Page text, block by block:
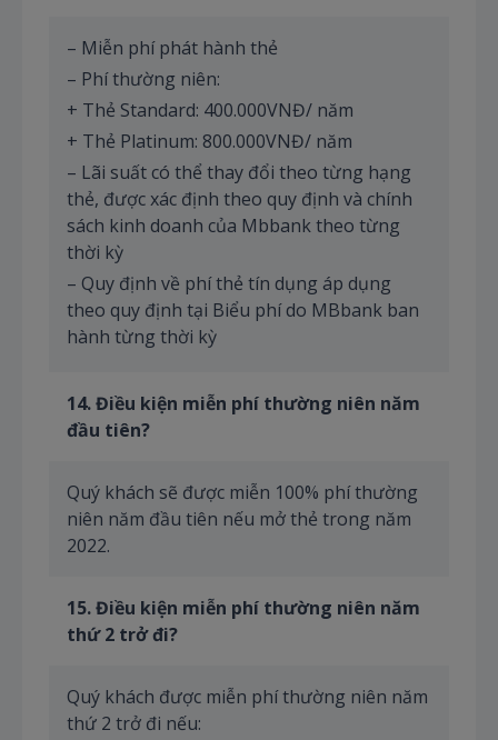
– Miễn phí phát hành thẻ
– Phí thường niên:
+ Thẻ Standard: 400.000VNĐ/ năm
+ Thẻ Platinum: 800.000VNĐ/ năm
– Lãi suất có thể thay đổi theo từng hạng
thẻ, được xác định theo quy định và chính
sách kinh doanh của Mbbank theo từng
thời kỳ
– Quy định về phí thẻ tín dụng áp dụng
theo quy định tại Biểu phí do MBbank ban
hành từng thời kỳ
14. Điều kiện miễn phí thường niên năm
đầu tiên?
Quý khách sẽ được miễn 100% phí thường
niên năm đầu tiên nếu mở thẻ trong năm
2022.
15. Điều kiện miễn phí thường niên năm
thứ 2 trở đi?
Quý khách được miễn phí thường niên năm
thứ 2 trở đi nếu: